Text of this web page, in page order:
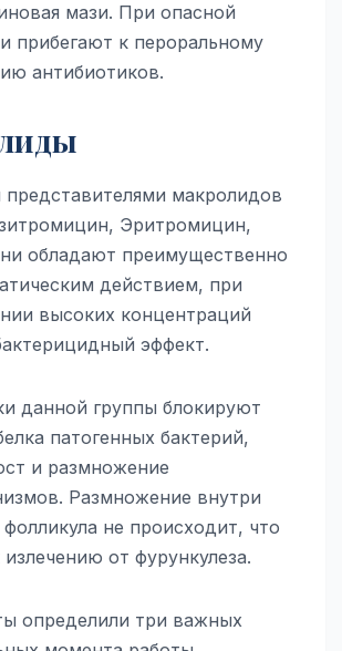
мази. При опасной
прибегают к пероральному
антибиотиков.
макролидов
Эритромицин,
обладают преимущественно
действием, при
высоких концентраций
эффект.
данной группы блокируют
патогенных бактерий,
и размножение
Размножение внутри
фолликула не происходит, что
от фурункулеза.
определили три важных